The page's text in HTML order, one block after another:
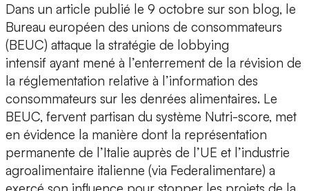
Dans un article publié le 9 octobre sur son blog, le
Bureau européen des unions de consommateurs
(BEUC) attaque la stratégie de lobbying
intensif ayant mené à l’enterrement de la révision de
la réglementation relative à l’information des
consommateurs sur les denrées alimentaires. Le
BEUC, fervent partisan du système Nutri-score, met
en évidence la manière dont la représentation
permanente de l’Italie auprès de l’UE et l’industrie
agroalimentaire italienne (via Federalimentare) a